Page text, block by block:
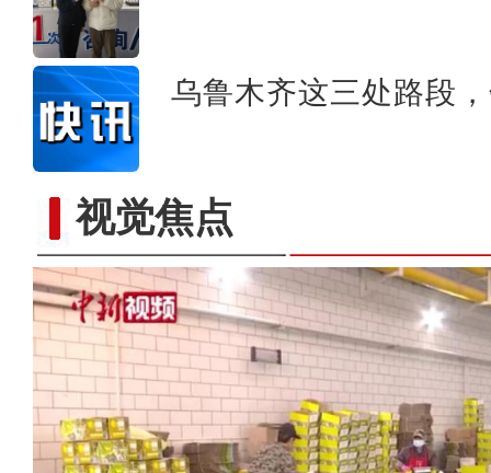
乌鲁木齐这三处路段
视觉焦点